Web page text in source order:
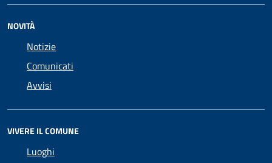
NOVITÀ
Notizie
Comunicati
Avvisi
VIVERE IL COMUNE
Luoghi